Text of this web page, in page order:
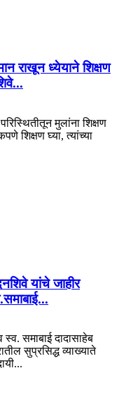
राखून ध्येयाने शिक्षण
मुलांना शिक्षण
शिक्षण घ्या, त्यांच्या
यांचे जाहीर
समाबाई दादासाहेब
सुप्रसिद्ध व्याख्याते